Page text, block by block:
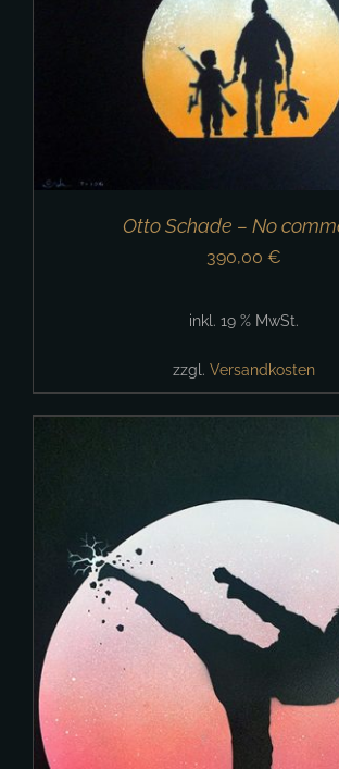
Otto Schade – No
390,00 €
inkl. 19 % MwSt.
zzgl. Versandkosten